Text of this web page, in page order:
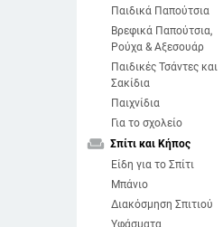
Παιδικά Παπούτσια
Βρεφικά Παπούτσια,
Ρούχα & Αξεσουάρ
Παιδικές Τσάντες και
Σακίδια
Παιχνίδια
Για το σχολείο
weekend Σπίτι και Κήπος
Είδη για το Σπίτι
Μπάνιο
Διακόσμηση Σπιτιού
Υφάσματα